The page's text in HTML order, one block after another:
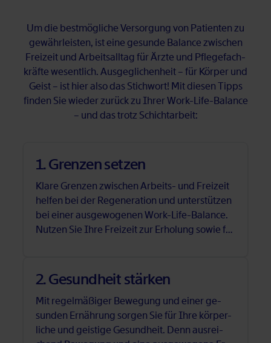
Um die best­mög­li­che Ver­sor­gung von Pa­ti­en­ten zu
ge­währ­leis­ten, ist eine ge­sun­de Ba­lan­ce zwi­schen
Frei­zeit und Ar­beits­all­tag für Ärz­te und Pfle­ge­fach­
kräf­te we­sent­lich. Aus­ge­gli­chen­heit – für Kör­per und
Geist – ist hier also das Stich­wort! Mit die­sen Tipps
fin­den Sie wie­der zu­rück zu Ih­rer Work-Life-Ba­lan­ce
– und das trotz Schicht­ar­beit:
1. Gren­zen set­zen
Kla­re Gren­zen zwi­schen Ar­beits- und Frei­zeit
hel­fen bei der Re­ge­ne­ra­ti­on und un­ter­stüt­zen
bei ei­ner aus­ge­wo­ge­nen Work-Life-Ba­lan­ce.
Nut­zen Sie Ihre Frei­zeit zur Er­ho­lung so­wie für
2. Ge­sund­heit stär­ken
Mit re­gel­mä­ßi­ger Be­we­gung und ei­ner ge­
sun­den Er­näh­rung sor­gen Sie für Ihre kör­per­
li­che und geis­ti­ge Ge­sund­heit. Denn aus­rei­